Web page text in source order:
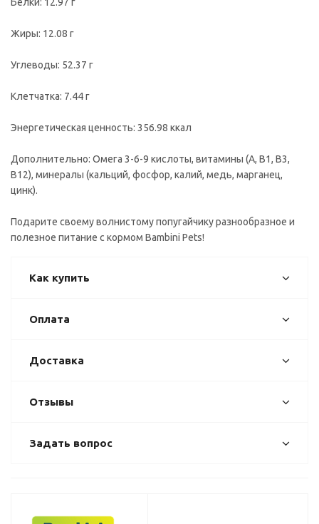
Жиры: 12.08 г
Углеводы: 52.37 г
Клетчатка: 7.44 г
Энергетическая ценность: 356.98 ккал
Дополнительно: Омега 3-6-9 кислоты, витамины (A, B1, B3,
B12), минералы (кальций, фосфор, калий, медь, марганец,
цинк).
Подарите своему волнистому попугайчику разнообразное и
полезное питание с кормом Bambini Pets!
Как купить
Оплата
Доставка
Отзывы
Задать вопрос